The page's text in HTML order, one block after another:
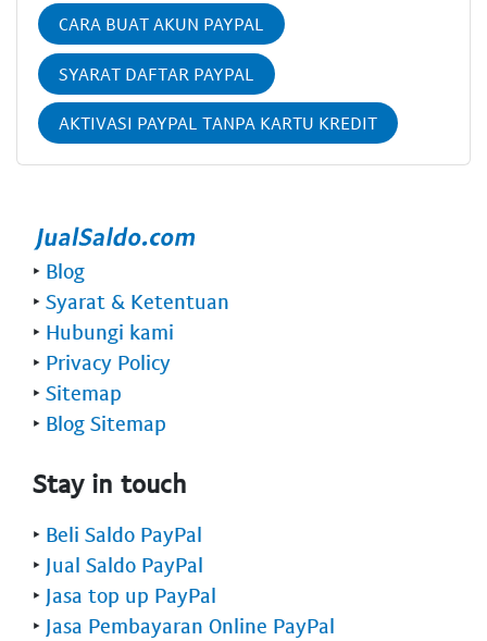
CARA BUAT AKUN PAYPAL
SYARAT DAFTAR PAYPAL
AKTIVASI PAYPAL TANPA KARTU KREDIT
‣ Blog
‣ Syarat & Ketentuan
‣ Hubungi kami
‣ Privacy Policy
‣ Sitemap
‣ Blog Sitemap
Stay in touch
‣ Beli Saldo PayPal
‣ Jual Saldo PayPal
‣ Jasa top up PayPal
‣ Jasa Pembayaran Online PayPal